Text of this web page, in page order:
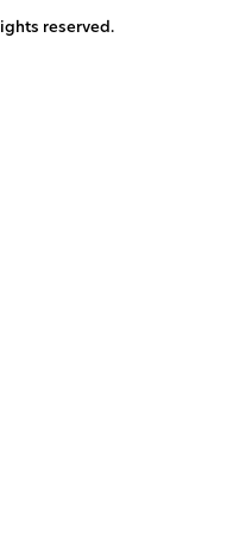
reserved.